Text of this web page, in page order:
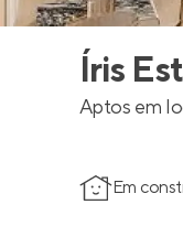
Íris
Aptos em
Em